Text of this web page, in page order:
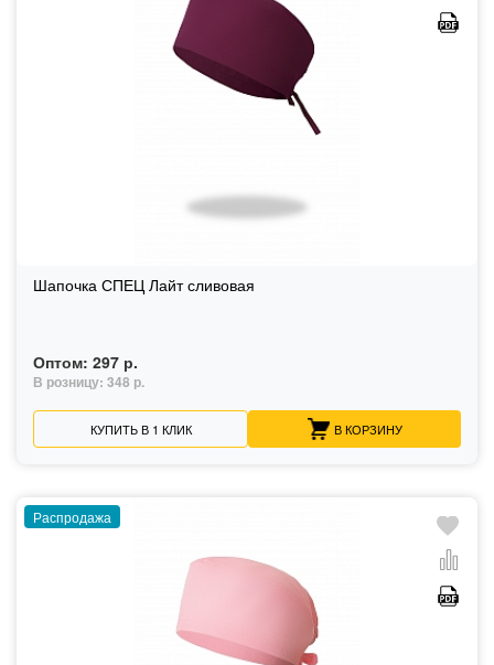
Шапочка СПЕЦ Лайт сливовая
Оптом: 297 р.
В розницу: 348 р.
КУПИТЬ В 1 КЛИК В КОРЗИНУ
Распродажа